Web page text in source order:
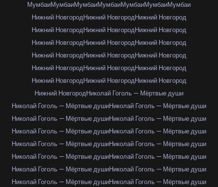
МумбаиМумбаиМумбаиМумбаиМумбаиМумбаиМумбаи
Нижний НовгородНижний НовгородНижний Новгород
Нижний НовгородНижний НовгородНижний Новгород
Нижний НовгородНижний НовгородНижний Новгород
Нижний НовгородНижний НовгородНижний Новгород
Нижний НовгородНижний НовгородНижний Новгород
Нижний НовгородНижний НовгородНижний Новгород
Нижний НовгородНиколай Гоголь — Мёртвые души
Николай Гоголь — Мёртвые душиНиколай Гоголь — Мёртвые души
Николай Гоголь — Мёртвые душиНиколай Гоголь — Мёртвые души
Николай Гоголь — Мёртвые душиНиколай Гоголь — Мёртвые души
Николай Гоголь — Мёртвые душиНиколай Гоголь — Мёртвые души
Николай Гоголь — Мёртвые душиНиколай Гоголь — Мёртвые души
Николай Гоголь — Мёртвые душиНиколай Гоголь — Мёртвые души
Николай Гоголь — Мёртвые душиНиколай Гоголь — Мёртвые души